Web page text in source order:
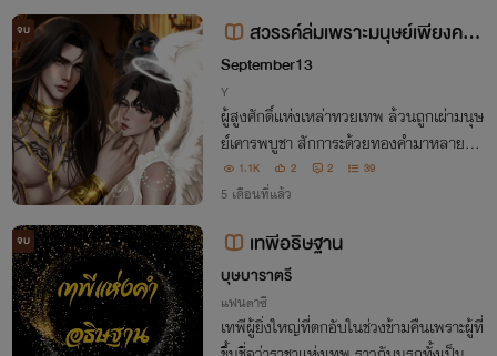
จบ
สวรรค์ล่มเพราะมนุษย์เพียงคนเ
ดียว
September13
Y
ผู้สูงศักดิ์แห่งเหล่าทวยเทพ ล้วนถูกเผ่ามนุษ
ย์เคารพบูชา สักการะด้วยทองคำมาหลายพัน
ปี ...แต่เอ๊ะ! รอบนี้ใครมันดันส่งทองปลอมม
า
1.1K 2 2 39
5 เดือนที่แล้ว
จบ เทพีอธิษฐาน
บุษบาราตรี
แฟนตาซี
เทพีผู้ยิ่งใหญ่ที่ตกอับในช่วงข้ามคืนเพราะผู้ที่